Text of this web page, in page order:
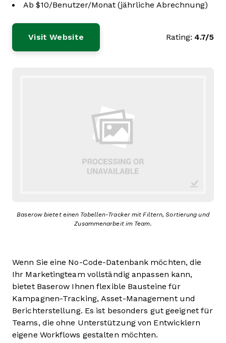
Ab $10/Benutzer/Monat (jährliche Abrechnung)
Visit Website Rating: 4.7/5
Baserow bietet einen Tabellen-Tracker mit Filtern, Sortierung und
Zusammenarbeit im Team.
Wenn Sie eine No-Code-Datenbank möchten, die
Ihr Marketingteam vollständig anpassen kann,
bietet Baserow Ihnen flexible Bausteine für
Kampagnen-Tracking, Asset-Management und
Berichterstellung. Es ist besonders gut geeignet für
Teams, die ohne Unterstützung von Entwicklern
eigene Workflows gestalten möchten.